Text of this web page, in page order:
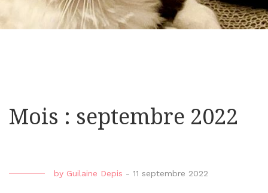
Mois : septembre 2022
by Guilaine Depis - 11 septembre 2022